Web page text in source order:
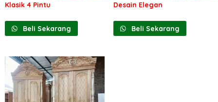
Klasik 4 Pintu
Beli Sekarang
Desain Elegan
Beli Sekarang